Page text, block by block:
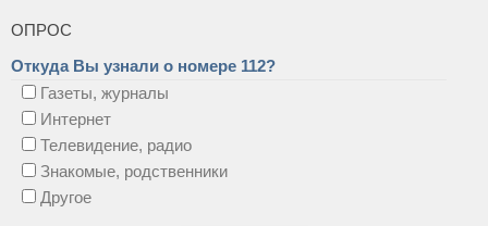
ОПРОС
Откуда Вы узнали о номере 112?
Газеты, журналы
Интернет
Телевидение, радио
Знакомые, родственники
Другое